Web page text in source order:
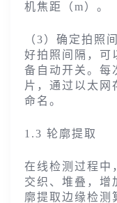
机焦距（m）。
（3）确定拍照
好拍照间隔，可
备自动开关。每
片，通过以太网
命名。
1.3 轮廓提取
在线检测过程中
交织、堆叠，增
廓提取边缘检测